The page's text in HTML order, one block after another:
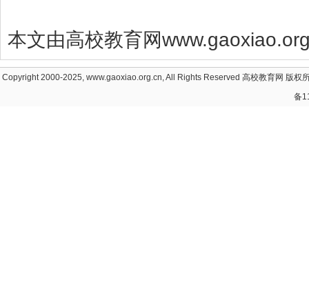
本文由高校教育网
Copyright 2000-2025, www.gaoxiao.org.cn, All Rights Reserved 高校教育网 版权
备